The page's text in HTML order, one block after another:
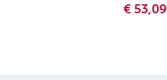
€ 53,09